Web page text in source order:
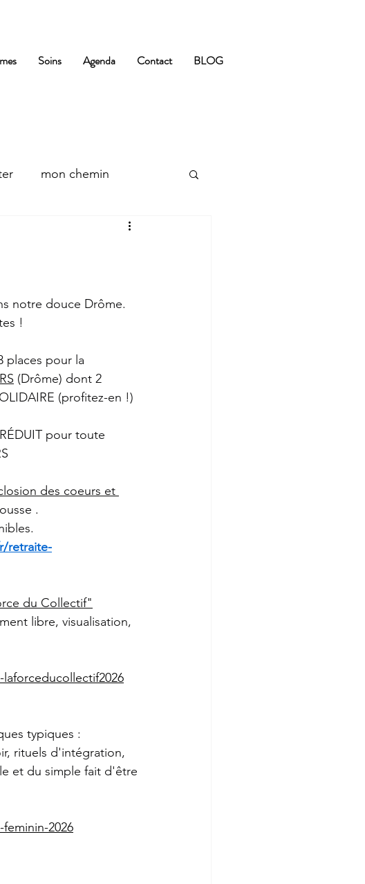
Soins Agenda Contact BLOG
mon chemin
notre douce Drôme.
!
places pour la
(Drôme) dont 2
(profitez-en !)
pour toute
des coeurs et
.
retraite-
du Collectif"
libre, visualisation,
typiques :
rituels d'intégration,
et du simple fait d'être
2026